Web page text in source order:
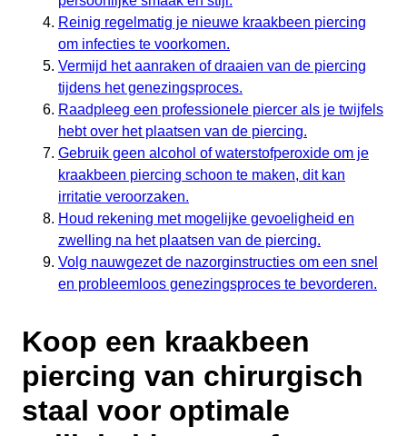
Reinig regelmatig je nieuwe kraakbeen piercing
om infecties te voorkomen.
Vermijd het aanraken of draaien van de piercing
tijdens het genezingsproces.
Raadpleeg een professionele piercer als je twijfels
hebt over het plaatsen van de piercing.
Gebruik geen alcohol of waterstofperoxide om je
kraakbeen piercing schoon te maken, dit kan
irritatie veroorzaken.
Houd rekening met mogelijke gevoeligheid en
zwelling na het plaatsen van de piercing.
Volg nauwgezet de nazorginstructies om een snel
en probleemloos genezingsproces te bevorderen.
Koop een kraakbeen
piercing van chirurgisch
staal voor optimale